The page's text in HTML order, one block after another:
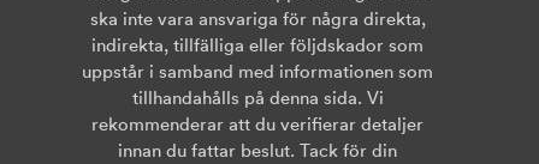
ska inte vara ansvariga för några direkta,
indirekta, tillfälliga eller följdskador som
uppstår i samband med informationen som
tillhandahålls på denna sida. Vi
rekommenderar att du verifierar detaljer
innan du fattar beslut. Tack för din